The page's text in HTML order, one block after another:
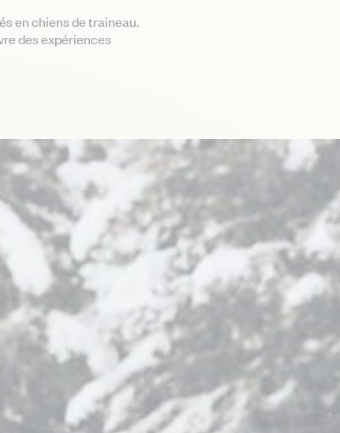
en chiens de traineau.
des expériences